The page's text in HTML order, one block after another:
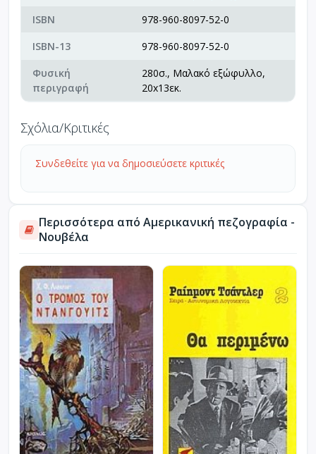
ISBN
978-960-8097-52-0
ISBN-13
978-960-8097-52-0
Φυσική
περιγραφή
280σ., Μαλακό εξώφυλλο,
20x13εκ.
Σχόλια/Κριτικές
Συνδεθείτε για να δημοσιεύσετε κριτικές
Περισσότερα από Αμερικανική πεζογραφία -
Νουβέλα